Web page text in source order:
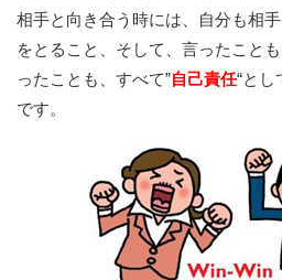
相手と向き合う時には、自分も相
をとること、そして、言ったこと
ったことも、すべて”自己責任“とし
です。